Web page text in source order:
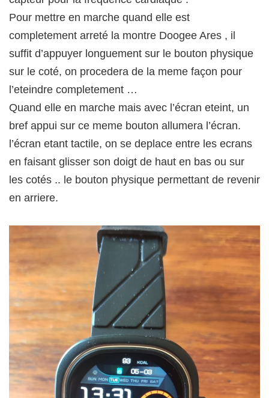
Pour mettre en marche quand elle est
completement arreté la montre Doogee Ares , il
suffit d’appuyer longuement sur le bouton physique
sur le coté, on procedera de la meme façon pour
l’eteindre completement …
Quand elle en marche mais avec l’écran eteint, un
bref appui sur ce meme bouton allumera l’écran.
l’écran etant tactile, on se deplace entre les ecrans
en faisant glisser son doigt de haut en bas ou sur
les cotés .. le bouton physique permettant de revenir
en arriere.